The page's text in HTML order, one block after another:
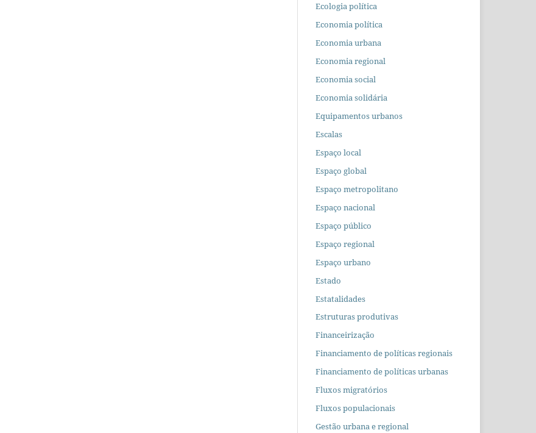
Ecologia política
Economia política
Economia urbana
Economia regional
Economia social
Economia solidária
Equipamentos urbanos
Escalas
Espaço local
Espaço global
Espaço metropolitano
Espaço nacional
Espaço público
Espaço regional
Espaço urbano
Estado
Estatalidades
Estruturas produtivas
Financeirização
Financiamento de políticas regionais
Financiamento de políticas urbanas
Fluxos migratórios
Fluxos populacionais
Gestão urbana e regional